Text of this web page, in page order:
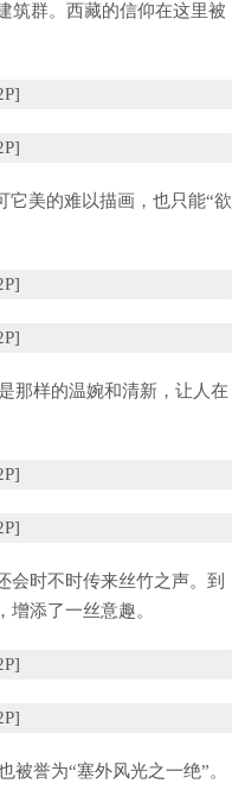
筑群。西藏的信仰在这里被
它美的难以描画，也只能“欲
那样的温婉和清新，让人在
会时不时传来丝竹之声。到
添了一丝意趣。
誉为“塞外风光之一绝”。